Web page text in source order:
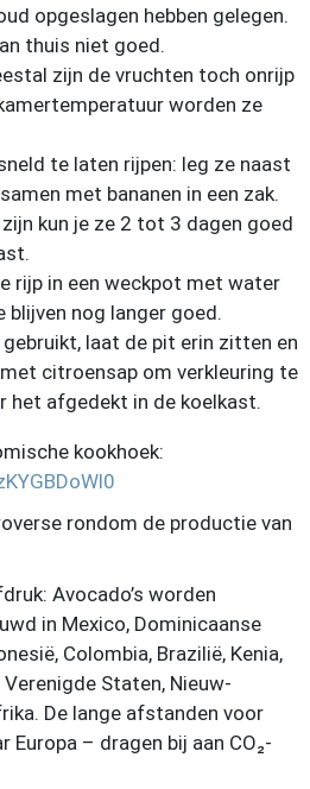
opgeslagen hebben gelegen.
thuis niet goed.
zijn de vruchten toch onrijp
worden ze
te laten rijpen: leg ze naast
met bananen in een zak.
kun je ze 2 tot 3 dagen goed
rijp in een weckpot met water
blijven nog langer goed.
laat de pit erin zitten en
citroensap om verkleuring te
het afgedekt in de koelkast.
kookhoek:
rondom de productie van
Avocado’s worden
in Mexico, Dominicaanse
Colombia, Brazilië, Kenia,
Verenigde Staten, Nieuw-
De lange afstanden voor
Europa – dragen bij aan CO₂-